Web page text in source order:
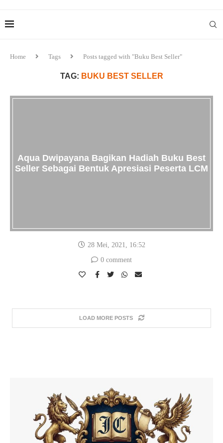
Home Tags Posts tagged with "Buku Best Seller"
TAG: BUKU BEST SELLER
Aqua Dwipayana Bagikan Hadiah Buku Best
Seller Sebagai Bentuk Apresiasi Peserta LCM
28 Mei, 2021, 16:52
0 comment
LOAD MORE POSTS